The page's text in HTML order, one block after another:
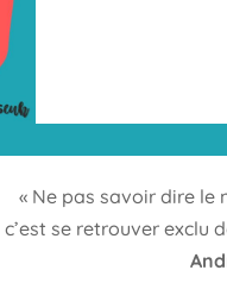
« Ne pas savoir dire le
c’est se retrouver exclu